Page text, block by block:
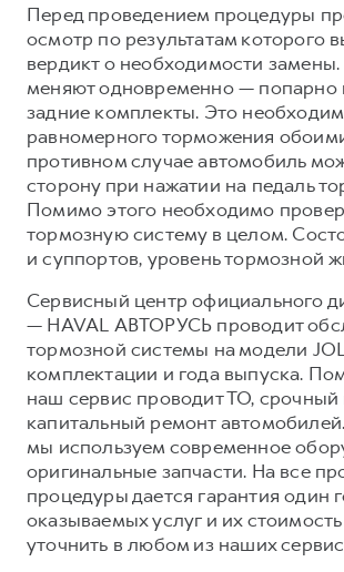
Перед проведением процедуры
осмотр по результатам которого
вердикт о необходимости
меняют одновременно — попарно
задние комплекты. Это
равномерного торможения
противном случае автомобиль
сторону при нажатии на педаль
Помимо этого необходимо
тормозную систему в целом.
и суппортов, уровень тормозной
Сервисный центр официального
— HAVAL АВТОРУСЬ проводит
тормозной системы на модели
комплектации и года выпуска.
наш сервис проводит ТО, срочный
капитальный ремонт
мы используем современное
оригинальные запчасти. На все
процедуры дается гарантия один
оказываемых услуг и их
уточнить в любом из наших